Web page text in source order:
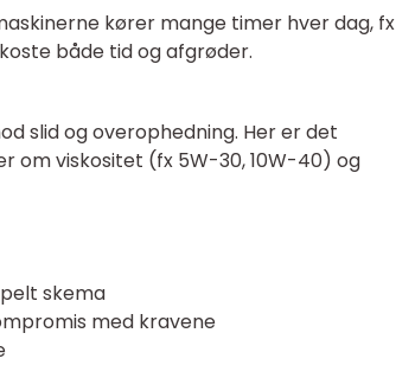
kører mange timer hver dag, fx
både tid og afgrøder.
slid og overophedning. Her er det
om viskositet (fx 5W-30, 10W-40) og
skema
med kravene